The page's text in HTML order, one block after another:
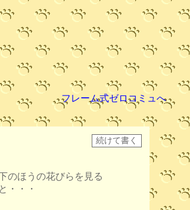
フレーム式ゼロコミュへ
のほうの花びらを見る
と・・・